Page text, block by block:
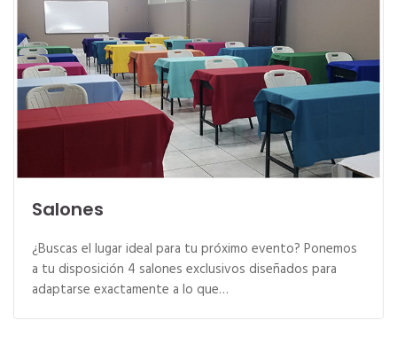
Salones
¿Buscas el lugar ideal para tu próximo evento? Ponemos
a tu disposición 4 salones exclusivos diseñados para
adaptarse exactamente a lo que…